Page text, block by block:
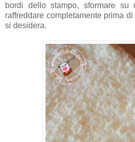
bordi dello stampo, sformare su
raffreddare completamente prima
si desidera.